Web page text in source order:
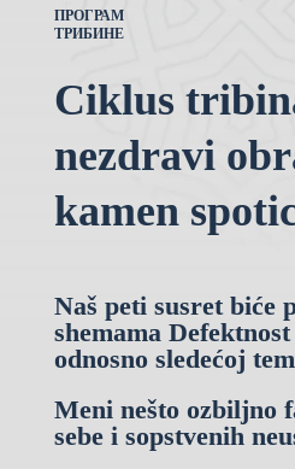
ПРОГРАМ
ТРИБИНЕ
Ciklus
nezdravi
kamen
Naš peti susret biće
shemama
odnosno sledećoj
Meni nešto ozbiljno
sebe i sopstvenih